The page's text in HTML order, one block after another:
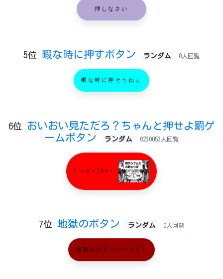
押しなさい
5位 暇な時に押すボタン ランダム 0人回覧
暇な時に押そうねぇ
6位
おいおい見ただろ？ちゃんと押せよ罰ゲ
ームボタン
ランダム 6230053人回覧
( ＞o＜)ｷｬｰ
7位 地獄のボタン ランダム 0人回覧
地獄のボタンパート3！